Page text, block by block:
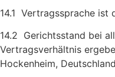
14.1 Vertragssprache ist
14.2 Gerichtsstand bei
Vertragsverhältnis
Hockenheim,